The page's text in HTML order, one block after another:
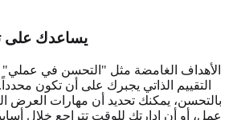
يساعدك على
الأهداف الغامضة مثل "التحسن في عملي"
التقييم الذاتي يجبرك على أن تكون
بالتحسن، يمكنك تحديد أن مهارات العرض
عمل، أو أن إدارتك للوقت تتراجع خلال